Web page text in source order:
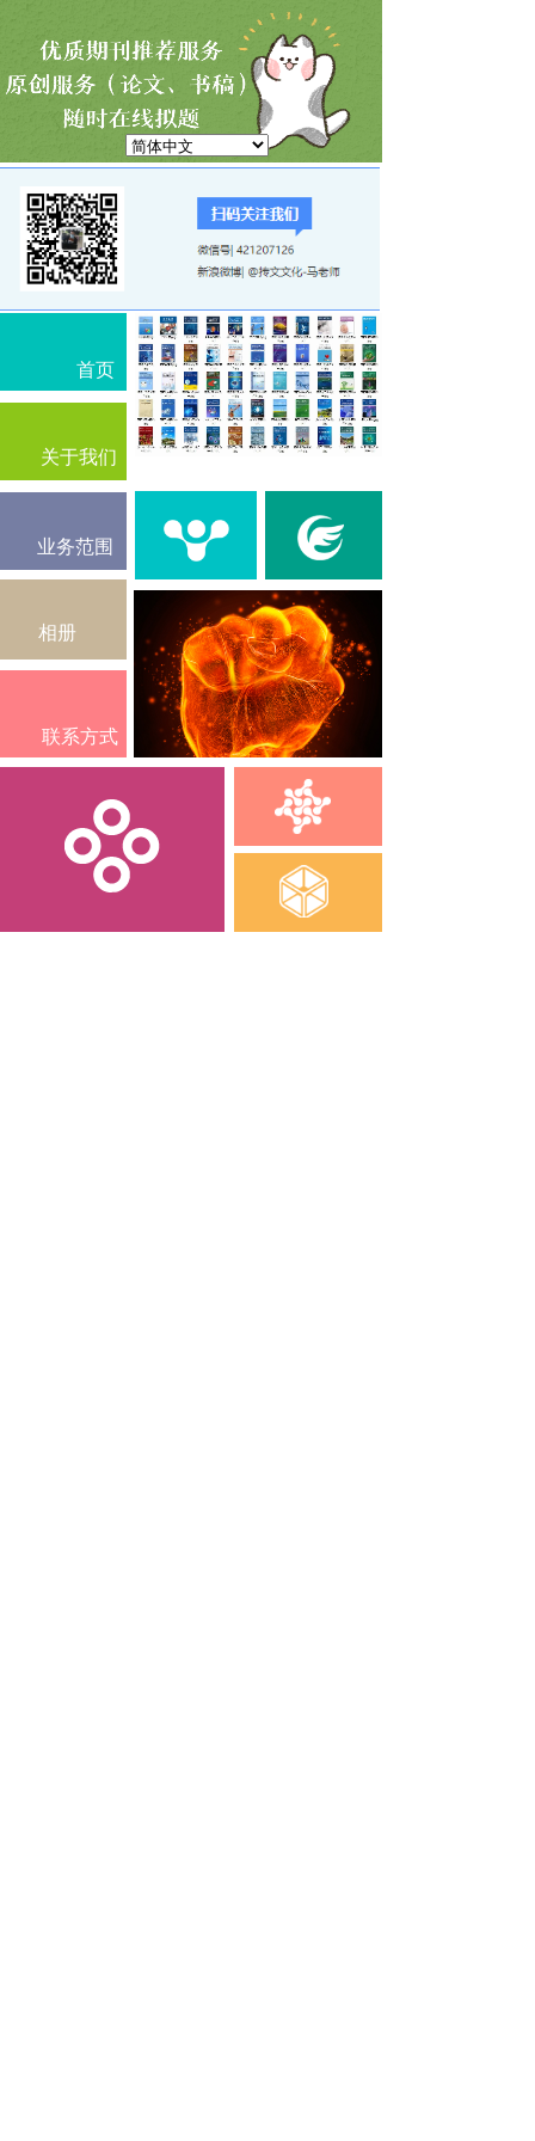
首页
关于我们
业务范围
相册
联系方式